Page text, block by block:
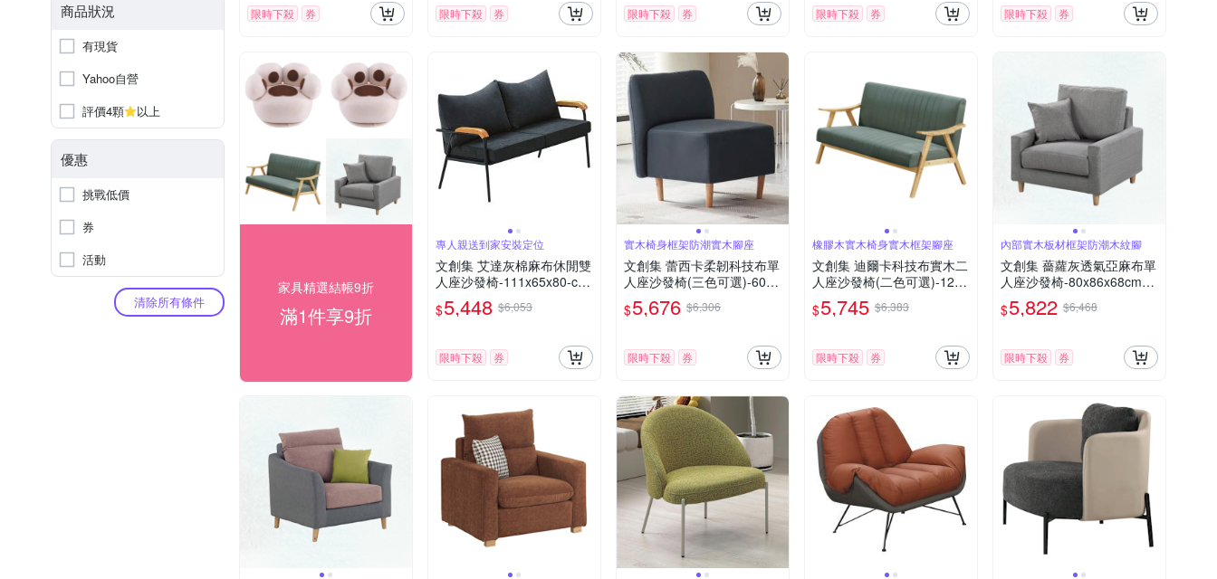
商品狀況
有現貨
Yahoo自營
評價4顆
以上
優惠
挑戰低價
券
活動
清除所有條件
限時下殺 券 限時下殺 券 限時下殺 券 限時下殺 券 限時下殺 券
家具精選結帳9折
滿1件享9折
專人親送到家安裝定位
文創集 艾達灰棉麻布休閒雙
人座沙發椅-111x65x80-cm
免組
$5,448 $6,053
限時下殺 券
實木椅身框架防潮實木腳座
文創集 蕾西卡柔韌科技布單
人座沙發椅(三色可選)-60x7
0x68cm免組
$5,676 $6,306
限時下殺 券
橡膠木實木椅身實木框架腳座
文創集 迪爾卡科技布實木二
人座沙發椅(二色可選)-128x
73x87cm免組
$5,745 $6,383
限時下殺 券
內部實木板材框架防潮木紋腳
文創集 薔蘿灰透氣亞麻布單
人座沙發椅-80x86x68cm免
組
$5,822 $6,468
限時下殺 券